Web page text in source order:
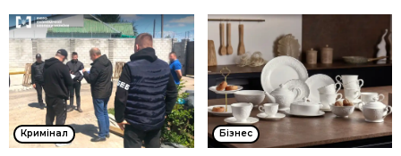
Кримінал Бізнес